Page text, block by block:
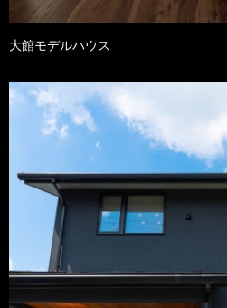
大館モデルハウス